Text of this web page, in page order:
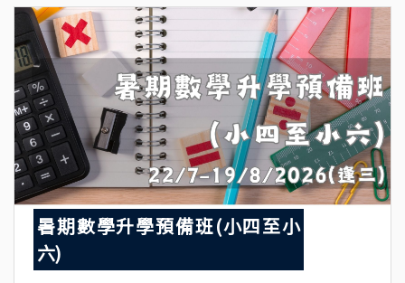
暑期數學升學預備班(小四至小
六)